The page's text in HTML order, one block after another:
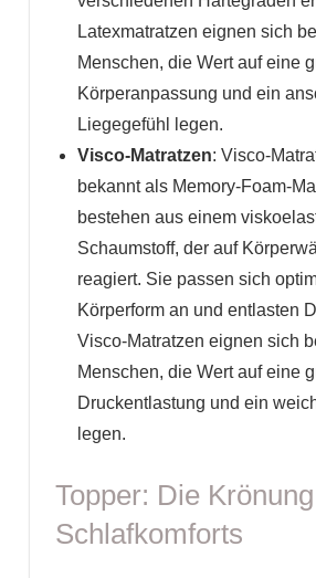
Latexmatratzen eignen sich
Menschen, die Wert auf eine
Körperanpassung und ein
Liegegefühl legen.
Visco-Matratzen: Visco-
bekannt als Memory-Foam-
bestehen aus einem
Schaumstoff, der auf
reagiert. Sie passen sich
Körperform an und entlasten
Visco-Matratzen eignen sich
Menschen, die Wert auf eine
Druckentlastung und ein
legen.
Topper: Die
Schlafkomforts